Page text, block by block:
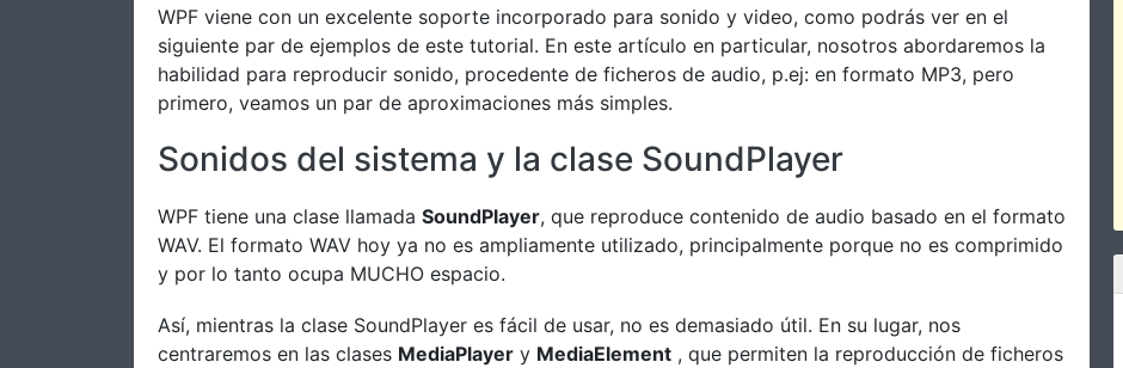
WPF viene con un excelente soporte incorporado para sonido y video, como podrás ver en el
siguiente par de ejemplos de este tutorial. En este artículo en particular, nosotros abordaremos la
habilidad para reproducir sonido, procedente de ficheros de audio, p.ej: en formato MP3, pero
primero, veamos un par de aproximaciones más simples.
Sonidos del sistema y la clase SoundPlayer
WPF tiene una clase llamada SoundPlayer, que reproduce contenido de audio basado en el formato
WAV. El formato WAV hoy ya no es ampliamente utilizado, principalmente porque no es comprimido
y por lo tanto ocupa MUCHO espacio.
Así, mientras la clase SoundPlayer es fácil de usar, no es demasiado útil. En su lugar, nos
centraremos en las clases MediaPlayer y MediaElement , que permiten la reproducción de ficheros